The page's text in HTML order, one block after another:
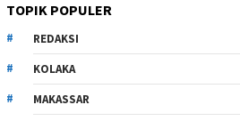
TOPIK POPULER
REDAKSI
KOLAKA
MAKASSAR